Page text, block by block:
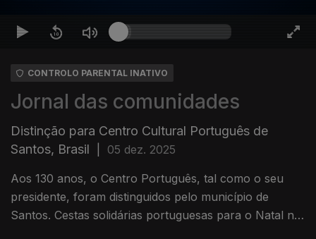
CONTROLO PARENTAL INATIVO
Jornal das comunidades
Distinção para Centro Cultural Português de
Santos, Brasil
05 dez. 2025
Aos 130 anos, o Centro Português, tal como o seu
presidente, foram distinguidos pelo município de
Santos. Cestas solidárias portuguesas para o Natal na